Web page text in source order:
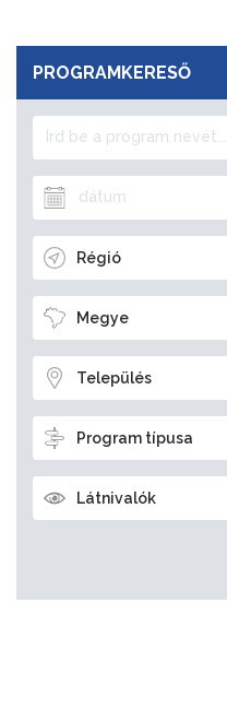
PROGRAMKERESŐ
Régió
Megye
Település
Program típusa
Látnivalók